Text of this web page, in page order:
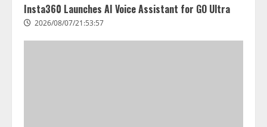
2026/08/07/10:54:31
Insta360 Launches AI Voice Assistant for GO Ultra
2026/08/07/21:53:57